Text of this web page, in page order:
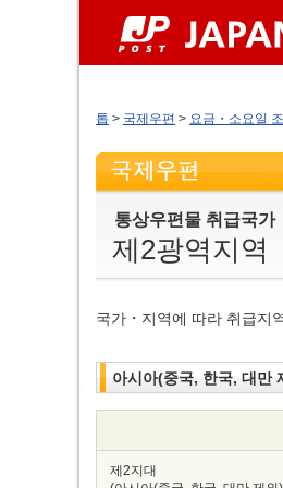
톱 > 국제우편 > 요금・소요일
통상우편물 취급국가
제2광역지역
국가・지역에 따라 취급지
아시아(중국, 한국, 대만
제2지대